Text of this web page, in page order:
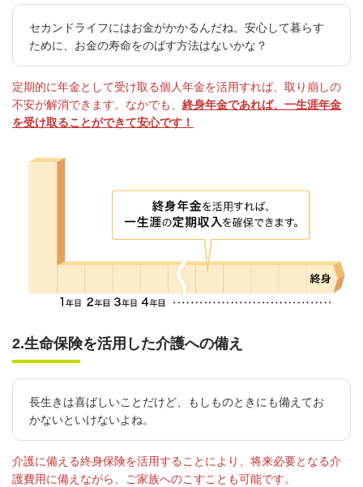
セカンドライフにはお金がかかるんだね。安心して暮らす
ために、お金の寿命をのばす方法はないかな？
定期的に年金として受け取る個人年金を活用すれば、取り崩しの
不安が解消できます。なかでも、 終身年金であれば、一生涯年金
を受け取ることができて安心です！
2.生命保険を活用した介護への備え
長生きは喜ばしいことだけど、もしものときにも備えてお
かないといけないよね。
介護に備える終身保険を活用することにより、将来必要となる介
護費用に備えながら、ご家族へのこすことも可能です。